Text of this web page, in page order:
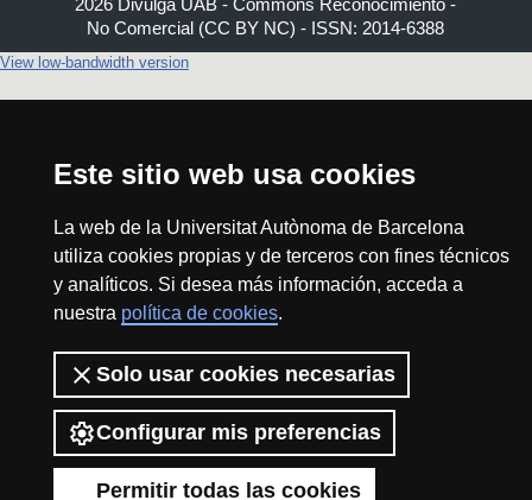
Este sitio web usa cookies
La web de la Universitat Autònoma de Barcelona
utiliza cookies propias y de terceros con fines técnicos
y analíticos. Si desea más información, acceda a
nuestra política de cookies.
Solo usar cookies necesarias
Configurar mis preferencias
Permitir todas las cookies
2026 Divulga UAB - Commons Reconocimiento -
No Comercial (CC BY NC) - ISSN: 2014-6388
View low-bandwidth version